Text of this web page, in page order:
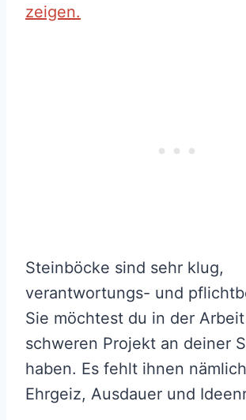
zeigen.
Steinböcke sind sehr klug,
verantwortungs- und
Sie möchtest du in der
schweren Projekt an deiner
haben. Es fehlt ihnen
Ehrgeiz, Ausdauer und